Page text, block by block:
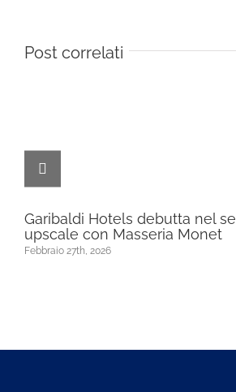
Post correlati
Garibaldi Hotels debutta nel
upscale con Masseria Monet
Febbraio 27th, 2026